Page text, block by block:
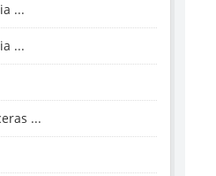
...
...
...